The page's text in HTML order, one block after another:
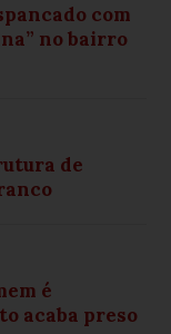
com
no bairro
de
é
acaba preso